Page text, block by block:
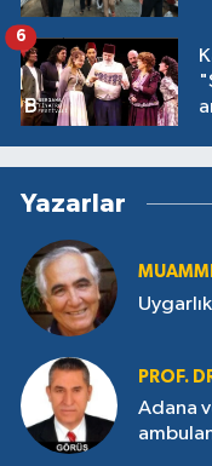
6
Yazarlar
PROF.
Adana